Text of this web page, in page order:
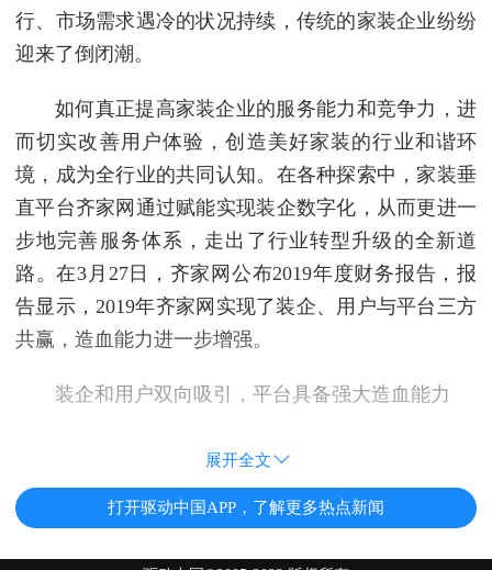
行、市场需求遇冷的状况持续，传统的家装企业纷纷
迎来了倒闭潮。
如何真正提高家装企业的服务能力和竞争力，进
而切实改善用户体验，创造美好家装的行业和谐环
境，成为全行业的共同认知。在各种探索中，家装垂
直平台齐家网通过赋能实现装企数字化，从而更进一
步地完善服务体系，走出了行业转型升级的全新道
路。在3月27日，齐家网公布2019年度财务报告，报
告显示，2019年齐家网实现了装企、用户与平台三方
共赢，造血能力进一步增强。
装企和用户双向吸引，平台具备强大造血能力
展开全文
打开驱动中国APP，了解更多热点新闻